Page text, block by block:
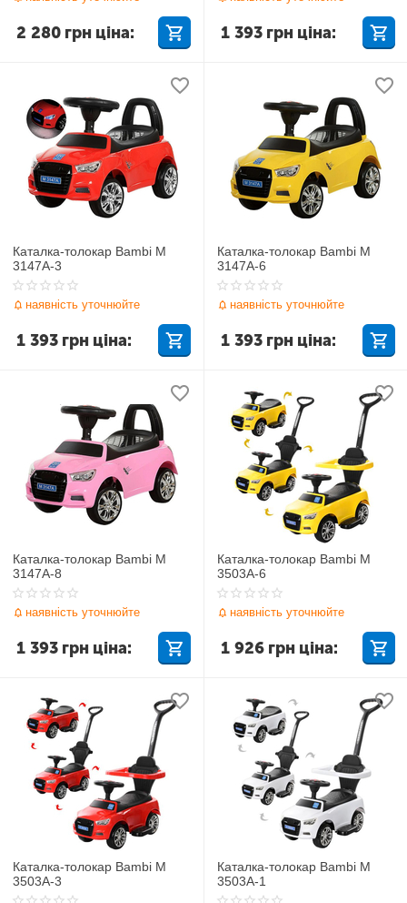
2 280 грн ціна: 1 393 грн ціна:
Каталка-толокар Bambi M
3147A-3
наявність уточнюйте
1 393 грн ціна:
Каталка-толокар Bambi M
3147A-6
наявність уточнюйте
1 393 грн ціна:
Каталка-толокар Bambi M
3147A-8
наявність уточнюйте
1 393 грн ціна:
Каталка-толокар Bambi M
3503A-6
наявність уточнюйте
1 926 грн ціна:
Каталка-толокар Bambi M
3503A-3
Каталка-толокар Bambi M
3503A-1